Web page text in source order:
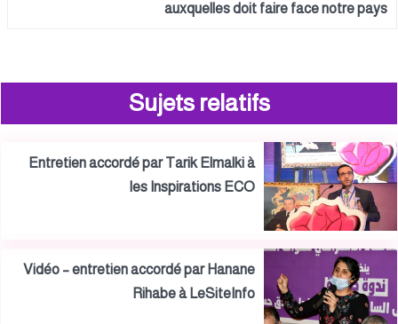
auxquelles doit faire face notre pays
Sujets relatifs
Entretien accordé par Tarik Elmalki à
les Inspirations ECO
Vidéo – entretien accordé par Hanane
Rihabe à LeSiteInfo